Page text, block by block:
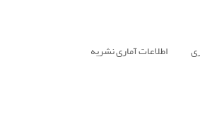
اطلاعات آماری نشریه